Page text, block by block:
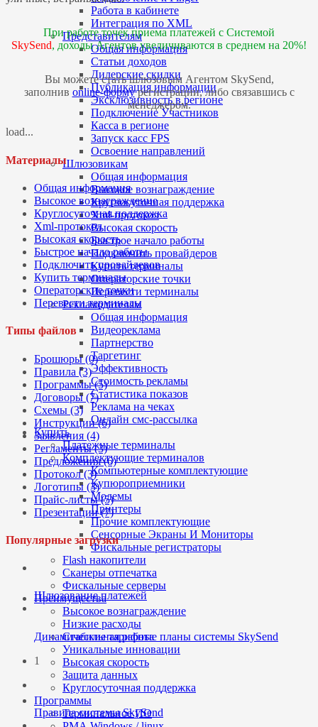
Работа в кабинете
Интеграция по XML
Представителям
Общая информация
Статьи доходов
Дилерские скидки
Публикация информации
Эксклюзивность в регионе
Подключение Участников
Касса в регионе
Запуск касс FPS
Освоение направлений
Шлюзовикам
Общая информация
Высокое вознаграждение
Круглосуточная поддержка
Xml-протокол
Высокая скорость
Быстрое начало работы
Подключить провайдеров
Купить терминалы
Операторские точки
Перевести терминалы
Рекламодателям
Общая информация
Видеореклама
Партнерство
Таргетинг
Эффективность
Стоимость рекламы
Статистика показов
Реклама на чеках
Онлайн смс-рассылка
Купить
Платежные терминалы
Комплектующие терминалов
Компьютерные комплектующие
Купюроприемники
Модемы
Принтеры
Прочие комплектующие
Сенсорные Экраны И Мониторы
Фискальные регистраторы
Flash накопители
Сканеры отпечатка
Фискальные серверы
Преимущества
Высокое вознаграждение
Низкие расходы
Стабильная работа
Уникальные инновации
Высокая скорость
Защита данных
Круглосуточная поддержка
Программы
Терминальное ПО
При работе точек приема платежей с Системой
SkySend, доходы Агентов увеличиваются в среднем на 20%!
Вы можете стать шлюзовым Агентом SkySend,
заполнив online-формурегистрации, либо связавшись с
менеджером.
load...
Материалы
Общая информация
Высокое вознаграждение
Круглосуточная поддержка
Xml-протокол
Высокая скорость
Быстрое начало работы
Подключить провайдеров
Купить терминалы
Операторские точки
Перевести терминалы
Типы файлов
Брошюры (0)
Правила (3)
Программы (5)
Договоры (7)
Схемы (3)
Инструкции (6)
Заявления (4)
Регламенты (3)
Предложения (6)
Протокол (3)
Логотипы (3)
Прайс-листы (5)
Презентации (7)
Популярные загрузки
Шлюзование платежей
Динамические тарифные планы системы SkySend
1
Правила системы SkySend